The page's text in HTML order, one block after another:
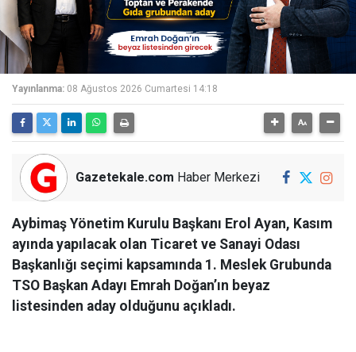
Yayınlanma: 08 Ağustos 2026 Cumartesi 14:18
Gazetekale.com Haber Merkezi
Aybimaş Yönetim Kurulu Başkanı Erol Ayan, Kasım
ayında yapılacak olan Ticaret ve Sanayi Odası
Başkanlığı seçimi kapsamında 1. Meslek Grubunda
TSO Başkan Adayı Emrah Doğan’ın beyaz
listesinden aday olduğunu açıkladı.